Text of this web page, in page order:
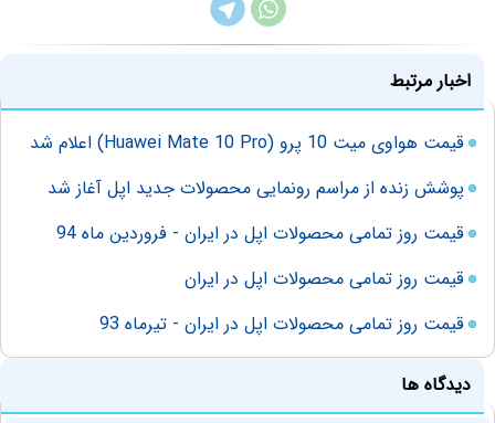
اخبار مرتبط
قیمت هواوی میت 10 پرو (Huawei Mate 10 Pro) اعلام شد
پوشش زنده از مراسم رونمایی محصولات جدید اپل آغاز شد
قیمت روز تمامی محصولات اپل در ایران - فروردین ماه 94
قیمت روز تمامی محصولات اپل در ایران
قیمت روز تمامی محصولات اپل در ایران - تیرماه 93
دیدگاه ها